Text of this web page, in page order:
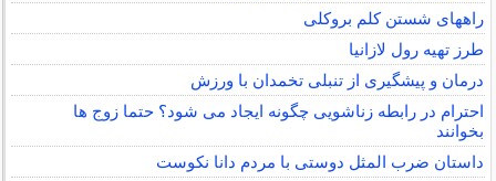
راههای شستن کلم بروکلی
طرز تهیه رول لازانیا
درمان و پیشگیری از تنبلی تخمدان با ورزش
احترام در رابطه زناشویی چگونه ایجاد می شود؟ حتما زوج ها
بخوانند
داستان ضرب المثل دوستی با مردم دانا نكوست